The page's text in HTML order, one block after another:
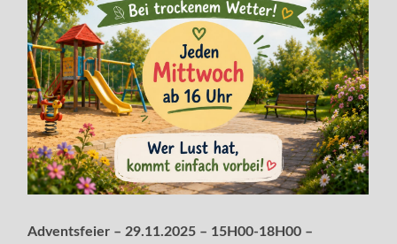
Adventsfeier – 29.11.2025 – 15H00-18H00 –